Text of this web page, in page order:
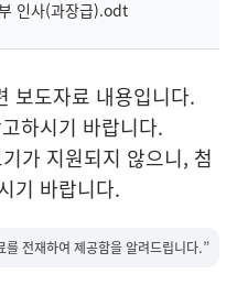
인사(과장급).odt
보도자료 내용입니다.
하시기 바랍니다.
가 지원되지 않으니, 첨
기 바랍니다.
전재하여 제공함을 알려드립니다.”